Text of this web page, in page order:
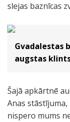
slejas baznīcas
Gvadalestas
augstas
Šajā apkārtnē
Anas
nispero mums